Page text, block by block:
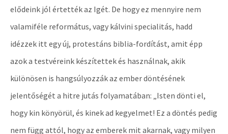
elődeink jól értették az Igét. De hogy ez mennyire nem
valamiféle református, vagy kálvini specialitás, hadd
idézzek itt egy új, protestáns biblia-fordítást, amit épp
azok a testvéreink készítettek és használnak, akik
különösen is hangsúlyozzák az ember döntésének
jelentőségét a hitre jutás folyamatában: „Isten dönti el,
hogy kin könyörül, és kinek ad kegyelmet! Ez a döntés pedig
nem függ attól, hogy az emberek mit akarnak, vagy milyen